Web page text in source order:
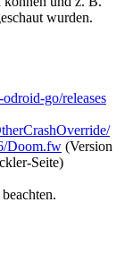
go/releases
Doom.fw (Version
Seite)